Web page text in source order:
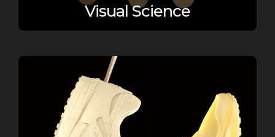
Visual Science